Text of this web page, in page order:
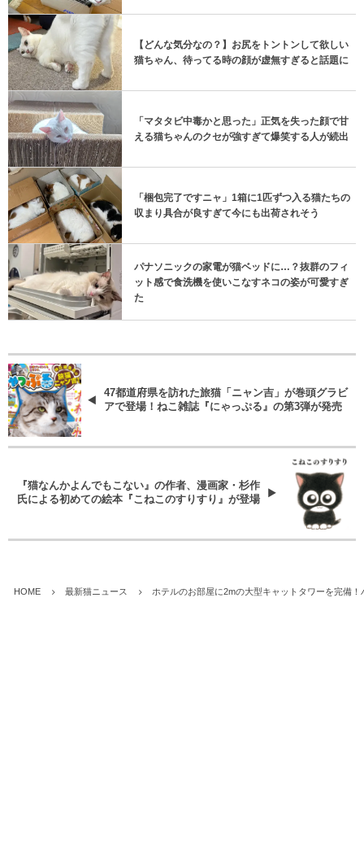
【どんな気分なの？】お尻をトントンして欲しい
猫ちゃん、待ってる時の顔が虚無すぎると話題に
「マタタビ中毒かと思った」正気を失った顔で甘
える猫ちゃんのクセが強すぎて爆笑する人が続出
「梱包完了ですニャ」1箱に1匹ずつ入る猫たちの
収まり具合が良すぎて今にも出荷されそう
パナソニックの家電が猫ベッドに…？抜群のフィ
ット感で食洗機を使いこなすネコの姿が可愛すぎ
た
47都道府県を訪れた旅猫「ニャン吉」が巻頭グラビ
アで登場！ねこ雑誌『にゃっぷる』の第3弾が発売
『猫なんかよんでもこない』の作者、漫画家・杉作
氏による初めての絵本『こねこのすりすり』が登場
HOME 最新猫ニュース ホテルのお部屋に2mの大型キャットタワーを完備